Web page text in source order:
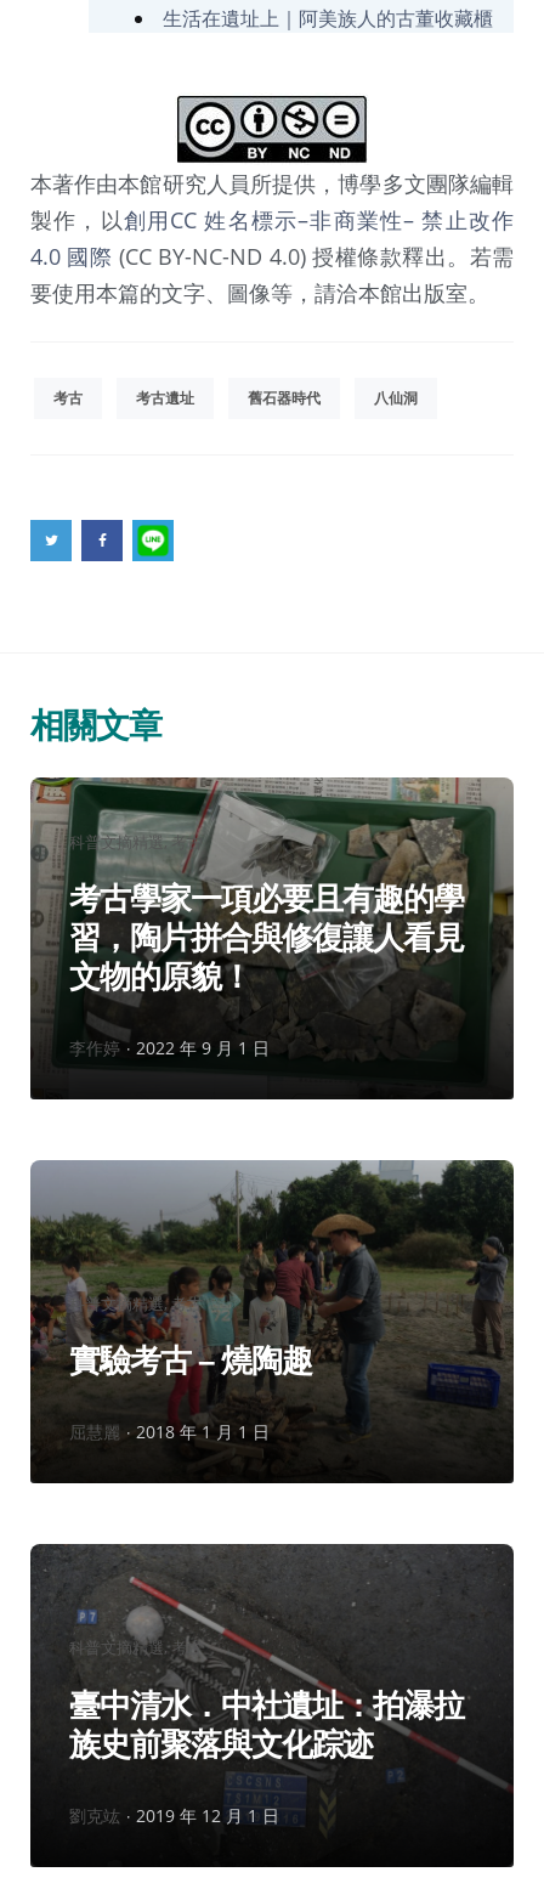
生活在遺址上｜阿美族人的古董收藏櫃
本著作由本館研究人員所提供，博學多文團隊編輯
製作，以創用CC 姓名標示–非商業性– 禁止改作
4.0 國際 (CC BY-NC-ND 4.0) 授權條款釋出。若需
要使用本篇的文字、圖像等，請洽本館出版室。
考古 考古遺址 舊石器時代 八仙洞
相關文章
分
類：
科普文摘精選 考古
考古學家一項必要且有趣的學
習，陶片拼合與修復讓人看見
文物的原貌！
作
者：
李作婷 2022 年 9 月 1 日
分
類：
科普文摘精選 考古
實驗考古 – 燒陶趣
作
屈慧麗 2018 年 1 月 1 日
分
類：
科普文摘精選 考古
臺中清水．中社遺址：拍瀑拉
族史前聚落與文化踪迹
作
劉克竑 2019 年 12 月 1 日